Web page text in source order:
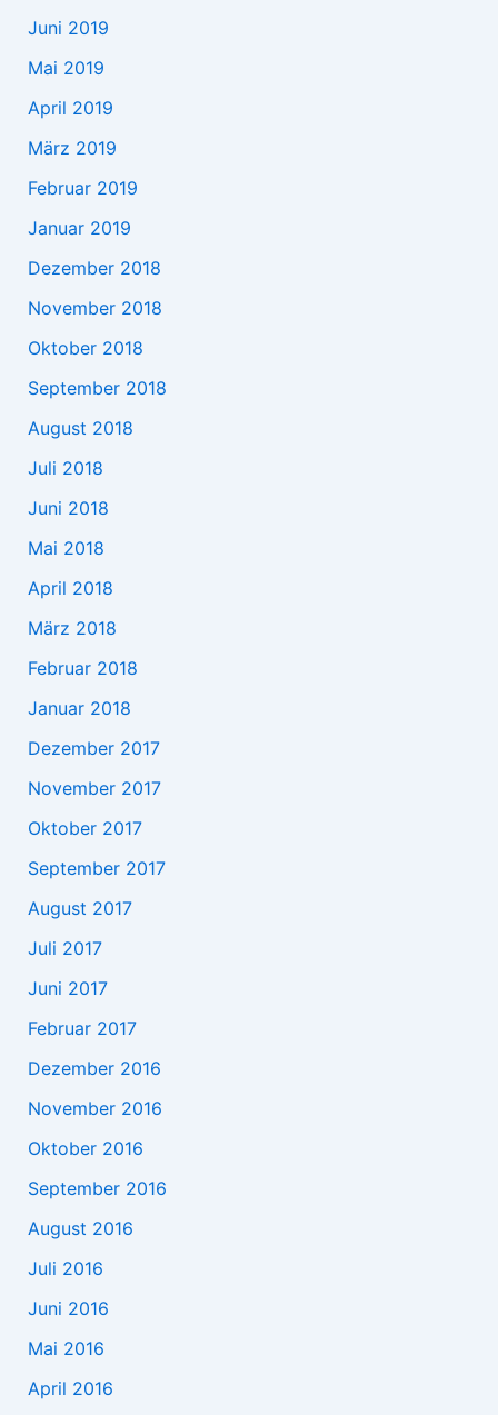
Juni 2019
Mai 2019
April 2019
März 2019
Februar 2019
Januar 2019
Dezember 2018
November 2018
Oktober 2018
September 2018
August 2018
Juli 2018
Juni 2018
Mai 2018
April 2018
März 2018
Februar 2018
Januar 2018
Dezember 2017
November 2017
Oktober 2017
September 2017
August 2017
Juli 2017
Juni 2017
Februar 2017
Dezember 2016
November 2016
Oktober 2016
September 2016
August 2016
Juli 2016
Juni 2016
Mai 2016
April 2016